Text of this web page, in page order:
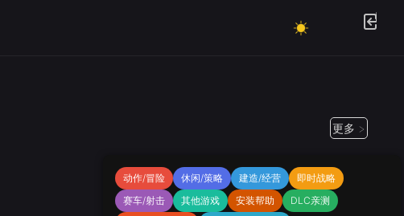
更多 >
动作/冒险 休闲/策略 建造/经营
即时战略
赛车/射击
其他游戏 安装帮助
DLC亲测